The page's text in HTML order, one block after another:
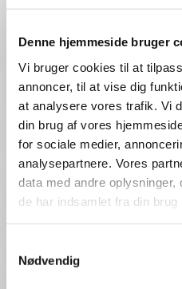
Denne hjemmeside bruger
Vi bruger cookies til at
annoncer, til at vise dig
at analysere vores trafik. Vi
din brug af vores
for sociale medier,
analysepartnere. Vores
data med andre
de har indsamlet fra din brug
Nødvendig